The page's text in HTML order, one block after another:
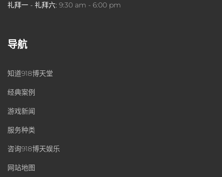
礼拜一 - 礼拜六: 9:30 am - 6:00 pm
导航
知道918博天堂
经典案例
游戏新闻
服务种类
咨询918博天娱乐
网站地图